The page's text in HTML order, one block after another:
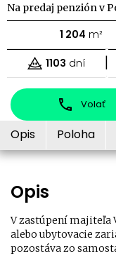
Na predaj penzión v
1 204 m²
1103 dní |
Volať
Opis Poloha
Opis
V zastúpení majiteľa
alebo ubytovacie
pozostáva zo